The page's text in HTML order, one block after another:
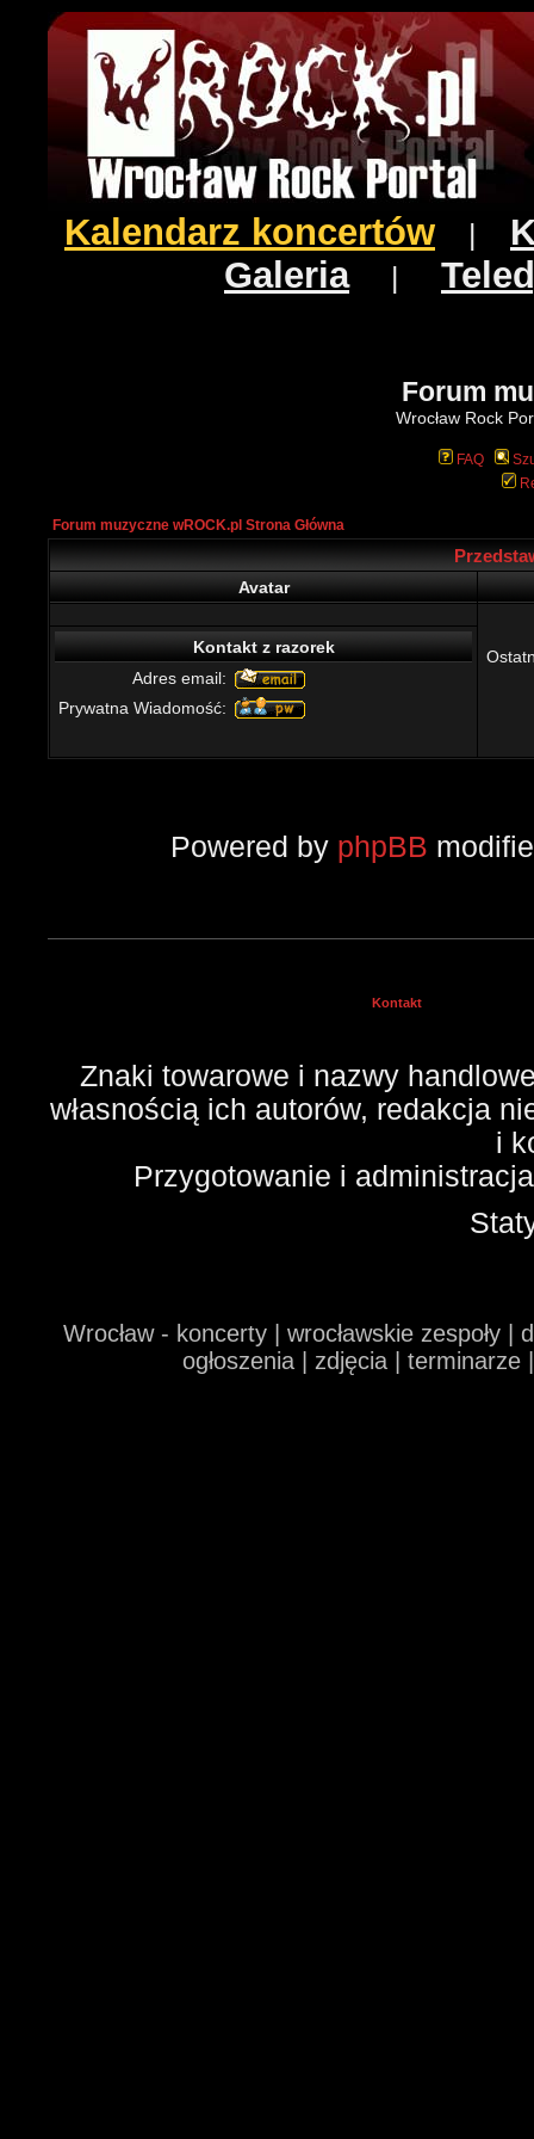
Kalendarz koncertów
Galeria|
Forum
Wrocław Rock
FAQ
Forum muzyczne wROCK.pl Strona Główna
Avatar
Kontakt z razorek
Adres email:
Prywatna Wiadomość:
Powered by phpBB
Kontakt
Znaki towarowe i nazwy
własnością ich autorów, redakcja
i
Przygotowanie i
Wrocław - koncerty | wrocławskie zespoły
ogłoszenia | zdjęcia |